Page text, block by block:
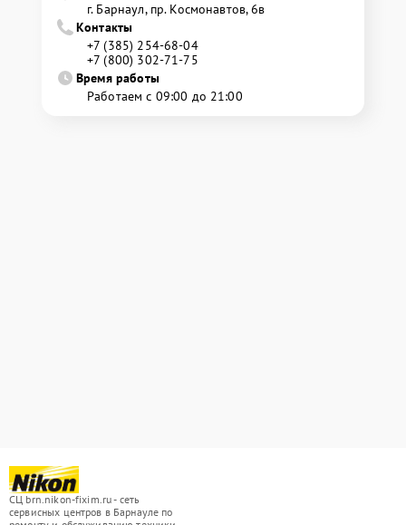
г. Барнаул, ​пр. Космонавтов, 6в
Контакты
+7 (385) 254-68-04
+7 (800) 302-71-75
Время работы
Работаем с 09:00 до 21:00
СЦ brn.nikon-fixim.ru - сеть
сервисных центров в Барнауле по